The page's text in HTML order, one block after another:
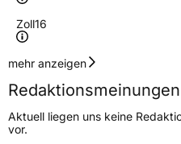
Zoll16
Geschwindigkeitsindex
Höchstgeschwindigkeit
210 km/
Lastindex104
mehr anzeigen
Redaktionsmeinungen
Aktuell liegen uns keine
vor.